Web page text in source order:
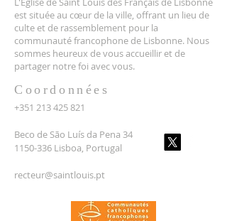
est située au cœur de la ville, offrant un lieu de
culte et de rassemblement pour la
communauté francophone de Lisbonne. Nous
sommes heureux de vous accueillir et de
partager notre foi avec vous.
Coordonnées
+351 213 425 821
Beco de São Luís da Pena 34
1150-336 Lisboa, Portugal
recteur@saintlouis.pt